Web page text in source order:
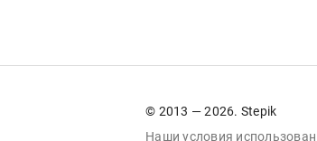
© 2013 — 2026. Stepik
Наши условия